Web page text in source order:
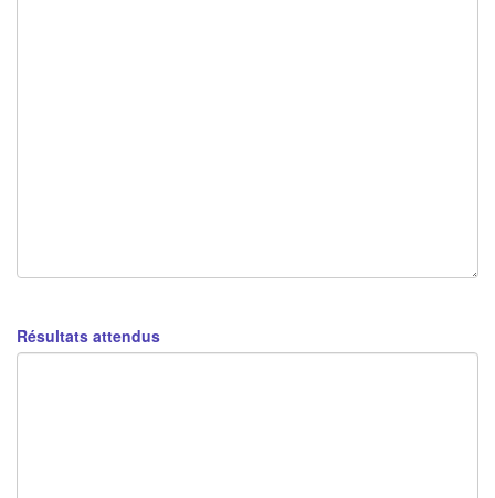
Résultats attendus